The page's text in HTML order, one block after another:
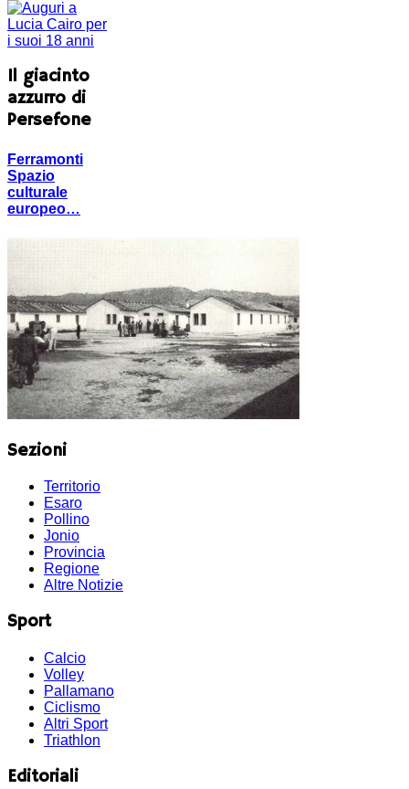
Il giacinto
azzurro di
Persefone
Ferramonti
Spazio
culturale
europeo…
Sezioni
Territorio
Esaro
Pollino
Jonio
Provincia
Regione
Altre Notizie
Sport
Calcio
Volley
Pallamano
Ciclismo
Altri Sport
Triathlon
Editoriali